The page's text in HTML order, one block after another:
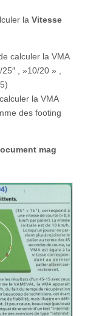
la Vitesse
calculer la VMA
, »10/20 » ,
la VMA
des footing
mag